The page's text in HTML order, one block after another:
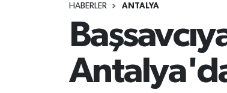
HABERLER ANTALYA
Haber Arşivi